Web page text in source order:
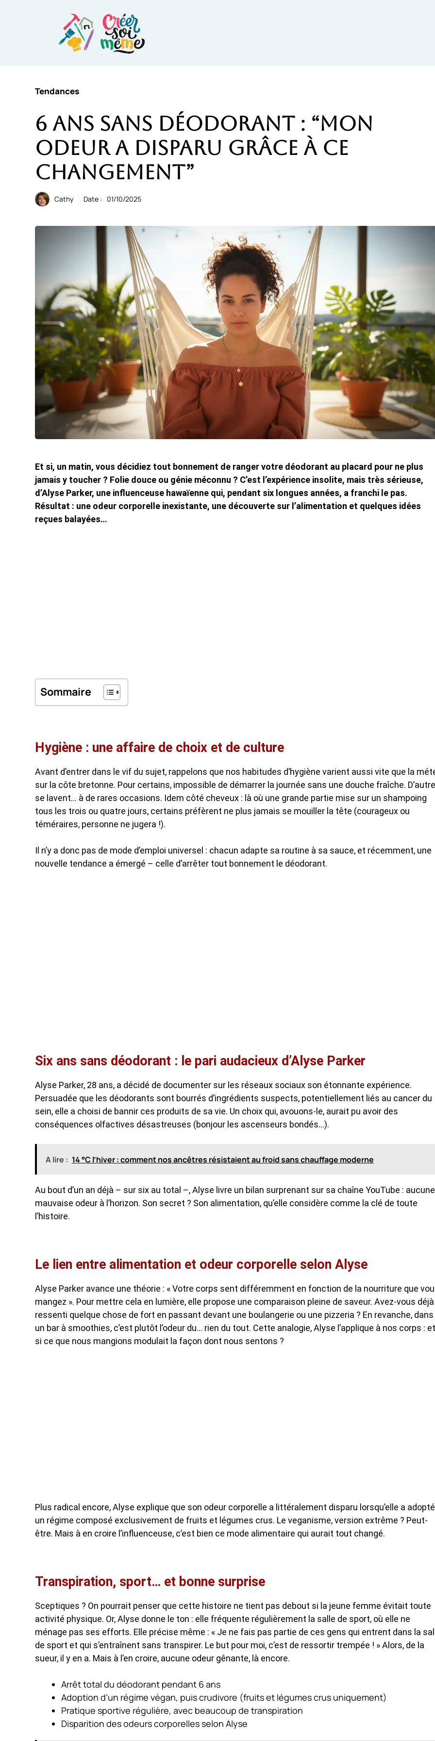
Tendances
6 ans sans déodorant : “mon
odeur a disparu grâce à ce
changement”
Cathy Date : 01/10/2025
Et si, un matin, vous décidiez tout bonnement de ranger votre déodorant au placard pour ne plus
jamais y toucher ? Folie douce ou génie méconnu ? C’est l’expérience insolite, mais très sérieuse,
d’Alyse Parker, une influenceuse hawaïenne qui, pendant six longues années, a franchi le pas.
Résultat : une odeur corporelle inexistante, une découverte sur l’alimentation et quelques idées
reçues balayées…
Sommaire
Hygiène : une affaire de choix et de culture
Avant d’entrer dans le vif du sujet, rappelons que nos habitudes d’hygiène varient aussi vite que la
sur la côte bretonne. Pour certains, impossible de démarrer la journée sans une douche fraîche.
se lavent… à de rares occasions. Idem côté cheveux : là où une grande partie mise sur un shampoing
tous les trois ou quatre jours, certains préfèrent ne plus jamais se mouiller la tête (courageux ou
téméraires, personne ne jugera !).
Il n’y a donc pas de mode d’emploi universel : chacun adapte sa routine à sa sauce, et récemment, une
nouvelle tendance a émergé – celle d’arrêter tout bonnement le déodorant.
Six ans sans déodorant : le pari audacieux d’Alyse Parker
Alyse Parker, 28 ans, a décidé de documenter sur les réseaux sociaux son étonnante expérience.
Persuadée que les déodorants sont bourrés d’ingrédients suspects, potentiellement liés au cancer du
sein, elle a choisi de bannir ces produits de sa vie. Un choix qui, avouons-le, aurait pu avoir des
conséquences olfactives désastreuses (bonjour les ascenseurs bondés…).
A lire : 14 °C l’hiver : comment nos ancêtres résistaient au froid sans chauffage moderne
Au bout d’un an déjà – sur six au total –, Alyse livre un bilan surprenant sur sa chaîne YouTube : aucune
mauvaise odeur à l’horizon. Son secret ? Son alimentation, qu’elle considère comme la clé de toute
l’histoire.
Le lien entre alimentation et odeur corporelle selon Alyse
Alyse Parker avance une théorie : « Votre corps sent différemment en fonction de la nourriture que
mangez ». Pour mettre cela en lumière, elle propose une comparaison pleine de saveur. Avez-vous déjà
ressenti quelque chose de fort en passant devant une boulangerie ou une pizzeria ? En revanche, dans
un bar à smoothies, c’est plutôt l’odeur du… rien du tout. Cette analogie, Alyse l’applique à nos corps : et
si ce que nous mangions modulait la façon dont nous sentons ?
Plus radical encore, Alyse explique que son odeur corporelle a littéralement disparu lorsqu’elle a adopté
un régime composé exclusivement de fruits et légumes crus. Le veganisme, version extrême ? Peut-
être. Mais à en croire l’influenceuse, c’est bien ce mode alimentaire qui aurait tout changé.
Transpiration, sport… et bonne surprise
Sceptiques ? On pourrait penser que cette histoire ne tient pas debout si la jeune femme évitait toute
activité physique. Or, Alyse donne le ton : elle fréquente régulièrement la salle de sport, où elle ne
ménage pas ses efforts. Elle précise même : « Je ne fais pas partie de ces gens qui entrent dans la
de sport et qui s’entraînent sans transpirer. Le but pour moi, c’est de ressortir trempée ! » Alors, de la
sueur, il y en a. Mais à l’en croire, aucune odeur gênante, là encore.
Arrêt total du déodorant pendant 6 ans
Adoption d’un régime végan, puis crudivore (fruits et légumes crus uniquement)
Pratique sportive régulière, avec beaucoup de transpiration
Disparition des odeurs corporelles selon Alyse